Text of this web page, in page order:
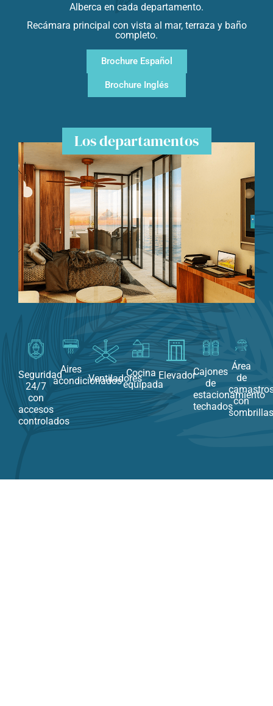
Alberca en cada departamento.
Recámara principal con vista al mar, terraza y baño
completo.
Brochure Español
Brochure Inglés
Los departamentos
Seguridad
24/7
con
accesos
controlados
Aires
acondicionados
VentiladoresCocina
equipada
ElevadorCajones
de
estacionamiento
techados
Área
de
con
sombrillas